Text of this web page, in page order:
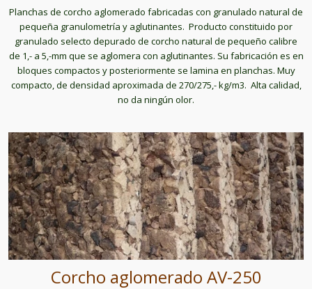
Planchas de corcho aglomerado fabricadas con granulado natural de
pequeña granulometría y aglutinantes. Producto constituido por
granulado selecto depurado de corcho natural de pequeño calibre
de 1,- a 5,-mm que se aglomera con aglutinantes. Su fabricación es en
bloques compactos y posteriormente se lamina en planchas. Muy
compacto, de densidad aproximada de 270/275,- kg/m3. Alta calidad,
no da ningún olor.
Corcho aglomerado AV-250